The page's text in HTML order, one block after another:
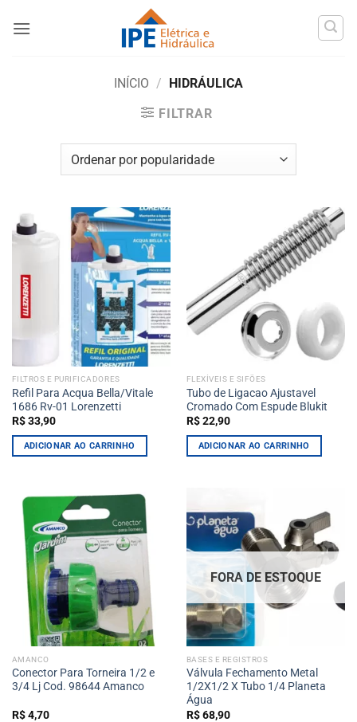
INÍCIO / HIDRÁULICA
FILTRAR
FILTROS E PURIFICADORES
Refil Para Acqua Bella/Vitale
1686 Rv-01 Lorenzetti
R$33,90
ADICIONAR AO CARRINHO
FLEXÍVEIS E SIFÕES
Tubo de Ligacao Ajustavel
Cromado Com Espude Blukit
R$22,90
ADICIONAR AO CARRINHO
AMANCO
Conector Para Torneira 1/2 e
3/4 Lj Cod. 98644 Amanco
R$4,70
FORA DE ESTOQUE
BASES E REGISTROS
Válvula Fechamento Metal
1/2X1/2 X Tubo 1/4 Planeta
Água
R$68,90